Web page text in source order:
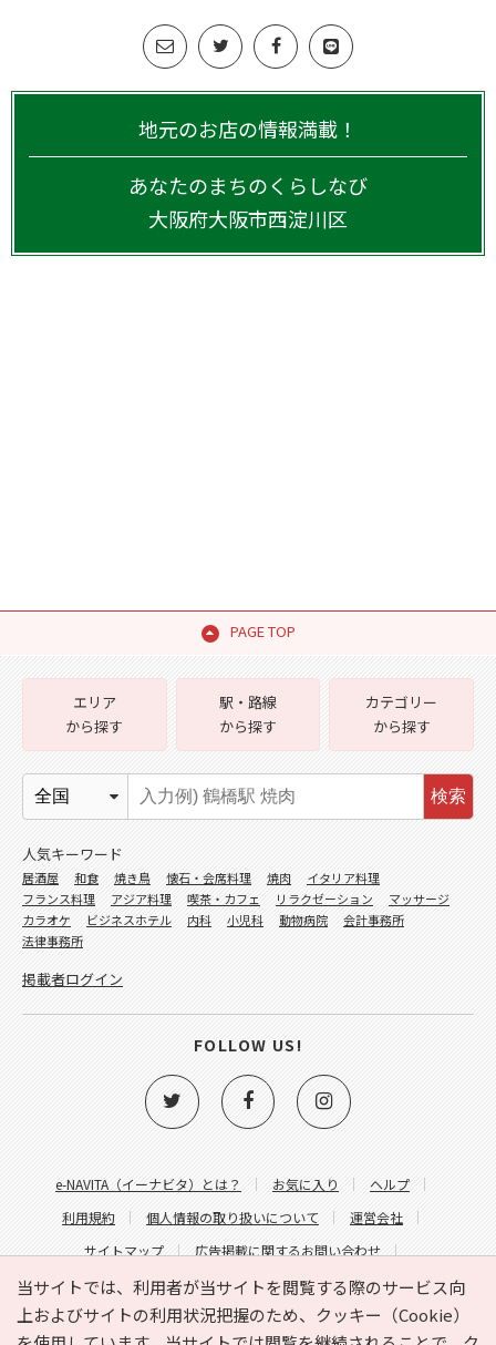
地元のお店の情報満載！
あなたのまちのくらしなび
大阪府大阪市西淀川区
PAGE TOP
当サイトでは、利用者が当サイトを閲覧する際のサービス向
上およびサイトの利用状況把握のため、クッキー（Cookie）
e-NAVITA（イーナビタ）とは？ お気に入り
ヘルプ
利用規約
個人情報の取り扱いについて
運営会社
サイトマップ
広告掲載に関するお問い合わせ
サイトの内容に関するお問い合わせ
エリア
から探す
駅・路線
から探す
カテゴリー
から探す
検索
人気キーワード
居酒屋 和食 焼き鳥 懐石・会席料理 焼肉
イタリア料理
フランス料理
アジア料理 喫茶・カフェ リラクゼーション
マッサージ
カラオケ
ビジネスホテル 内科 小児科 動物病院
会計事務所
法律事務所
掲載者ログイン
FOLLOW US!